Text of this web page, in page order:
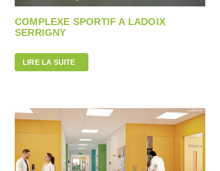
COMPLEXE SPORTIF A LADOIX
SERRIGNY
LIRE LA SUITE